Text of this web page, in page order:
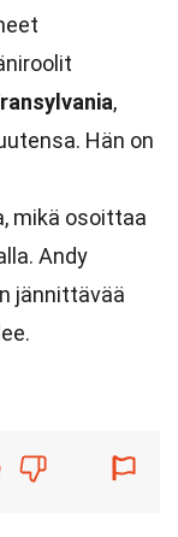
,
Hän on
mikä osoittaa
Andy
jännittävää